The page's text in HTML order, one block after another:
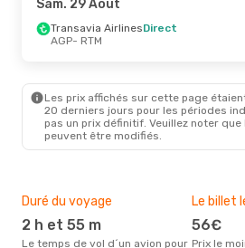
Sam. 29 Août
Transavia AirlinesDirect
AGP- RTM
Les prix affichés sur cette page
20 derniers jours pour les périodes
pas un prix définitif. Veuillez noter
peuvent être modifiés.
Duré du voyage
2 h et 55 m
Le temps de vol d´un avion pour
Le billet
56€
Prix le moins cher pour un vol